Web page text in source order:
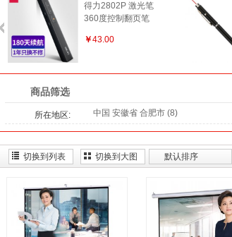
得力2802P 激光笔
360度控制翻页笔
光遥控笔 投影演讲
￥43.00
商品筛选
所在地区: 中国 安徽省 合肥市 (8)
切换到列表 切换到大图 默认排序